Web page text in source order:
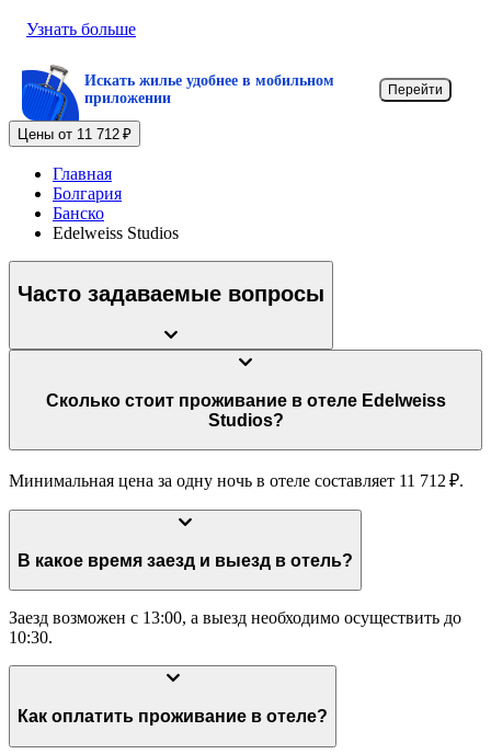
Узнать больше
Искать жилье удобнее в мобильном
приложении
Перейти
Цены от 11 712 ₽
Главная
Болгария
Банско
Edelweiss Studios
Часто задаваемые вопросы
Сколько стоит проживание в отеле Edelweiss
Studios?
Минимальная цена за одну ночь в отеле составляет 11 712 ₽.
В какое время заезд и выезд в отель?
Заезд возможен с 13:00, а выезд необходимо осуществить до
10:30.
Как оплатить проживание в отеле?